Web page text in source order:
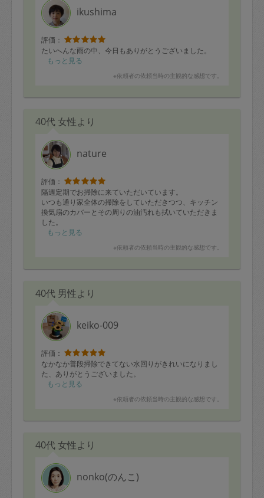
ikushima
評価：
たいへんな雨の中、今日もありがとうございました。
もっと見る
※依頼者の依頼当時の主観的な感想です。
40代 女性より
nature
評価：
隔週定期でお掃除に来ていただいています。
いつも通り家全体の掃除をしていただきつつ、キッチン
換気扇のカバーとその周りの油汚れも拭いていただきま
した。
また、フローリングを水拭きしてもらったので、さっぱ
次回もよろしくお願いいたします。
もっと見る
※依頼者の依頼当時の主観的な感想です。
40代 男性より
keiko-009
評価：
なかなか普段掃除できてない水回りがきれいになりまし
た、ありがとうございました。
もっと見る
※依頼者の依頼当時の主観的な感想です。
40代 女性より
nonko(のんこ)